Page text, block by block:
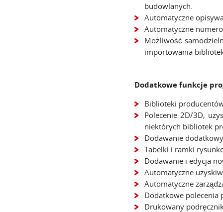
budowlanych.
Automatyczne
Automatyczne
Możliwość
importowania
Dodatkowe funkcje
Biblioteki
Polecenie 2D/3D,
niektórych bibliotek
Dodawanie
Tabelki i ramki
Dodawanie i edycja
Automatyczne
Automatyczne
Dodatkowe polecenia
Drukowany